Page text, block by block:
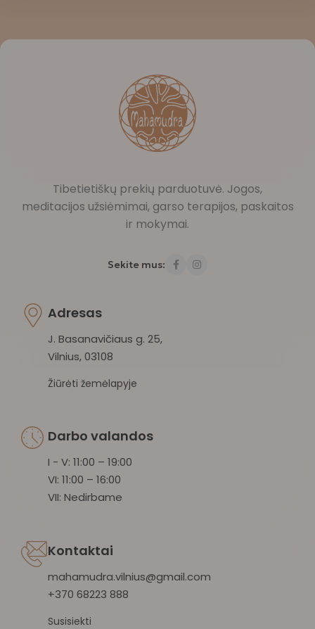
Tibetietiškų prekių parduotuvė. Jogos,
meditacijos užsiėmimai, garso terapijos, paskaitos
ir mokymai.
Sekite mus:
Adresas
J. Basanavičiaus g. 25,
Vilnius, 03108
Žiūrėti žemėlapyje
Darbo valandos
I - V: 11:00 – 19:00
VI: 11:00 – 16:00
VII: Nedirbame
Kontaktai
mahamudra.vilnius@gmail.com
+370 68223 888
Susisiekti